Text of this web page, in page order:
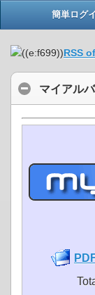
簡単ログ
RSS
マイアル